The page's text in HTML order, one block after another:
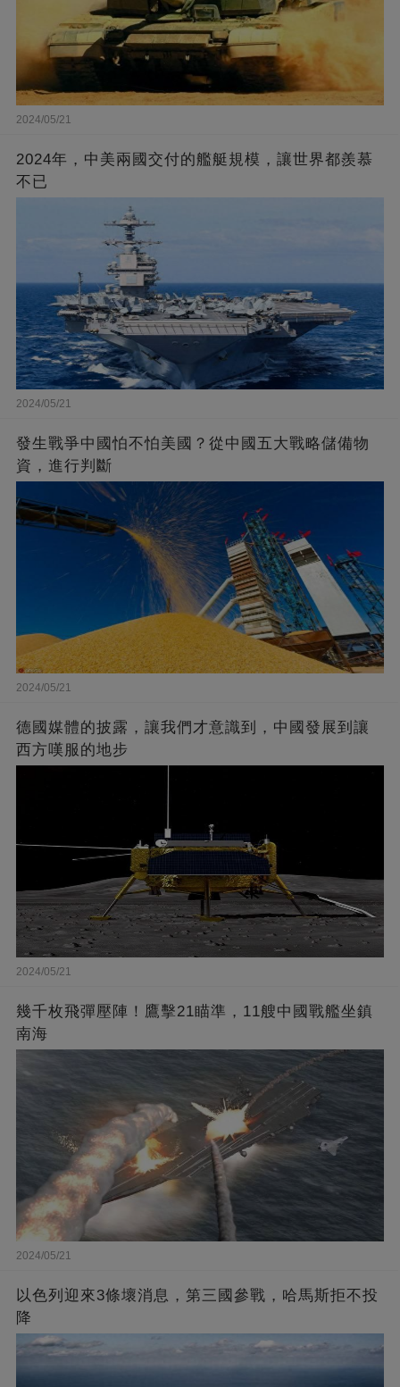
2024/05/21
2024年，中美兩國交付的艦艇規模，讓世界都羨慕
不已
2024/05/21
發生戰爭中國怕不怕美國？從中國五大戰略儲備物
資，進行判斷
2024/05/21
德國媒體的披露，讓我們才意識到，中國發展到讓
西方嘆服的地步
2024/05/21
幾千枚飛彈壓陣！鷹擊21瞄準，11艘中國戰艦坐鎮
南海
2024/05/21
以色列迎來3條壞消息，第三國參戰，哈馬斯拒不投
降